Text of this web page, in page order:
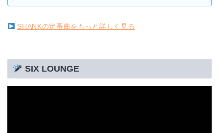
SHANKの定番曲をもっと詳しく見る
SIX LOUNGE